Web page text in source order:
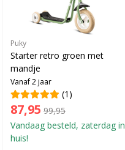
Puky
Starter retro groen met
mandje
Vanaf 2 jaar
(1)
87,95 99,95
Vandaag besteld, zaterdag in
huis!